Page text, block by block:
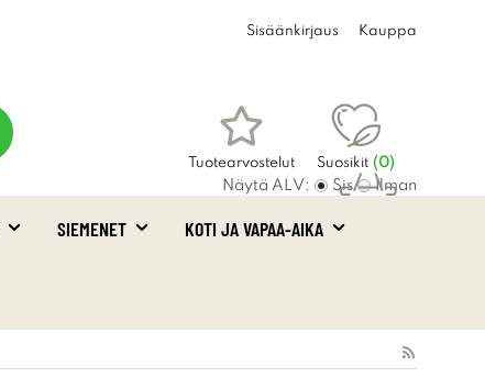
Sisäänkirjaus Kauppa
Tuotearvostelut Suosikit (0)
Ostoskori
Näytä ALV: Sis Ilman
SIEMENET KOTI JA VAPAA-AIKA